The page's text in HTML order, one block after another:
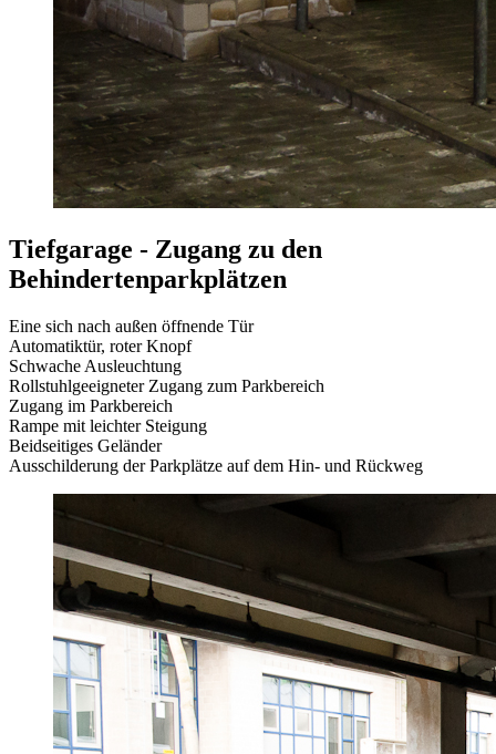
Tiefgarage - Zugang zu den
Behindertenparkplätzen
Eine sich nach außen öffnende Tür
Automatiktür, roter Knopf
Schwache Ausleuchtung
Rollstuhlgeeigneter Zugang zum Parkbereich
Zugang im Parkbereich
Rampe mit leichter Steigung
Beidseitiges Geländer
Ausschilderung der Parkplätze auf dem Hin- und Rückweg